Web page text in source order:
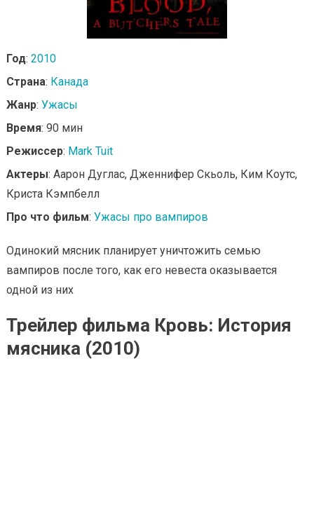
Год: 2010
Страна: Канада
Жанр: Ужасы
Время: 90 мин
Режиссер: Mark Tuit
Актеры: Аарон Дуглас, Дженнифер Скьоль, Ким Коутс,
Криста Кэмпбелл
Про что фильм: Ужасы про вампиров
Одинокий мясник планирует уничтожить семью
вампиров после того, как его невеста оказывается
одной из них
Трейлер фильма Кровь: История
мясника (2010)